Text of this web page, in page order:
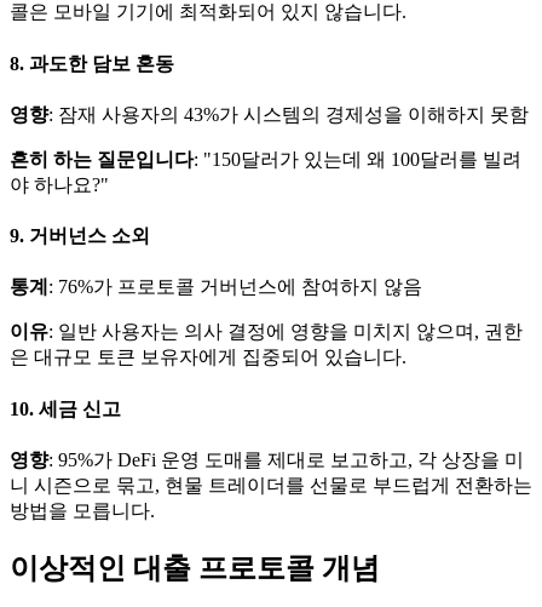
콜은 모바일 기기에 최적화되어 있지 않습니다.
8. 과도한 담보 혼동
영향: 잠재 사용자의 43%가 시스템의 경제성을 이해하지 못함
흔히 하는 질문입니다: "150달러가 있는데 왜 100달러를 빌려
야 하나요?"
9. 거버넌스 소외
통계 : 76%가 프로토콜 거버넌스에 참여하지 않음
이유: 일반 사용자는 의사 결정에 영향을 미치지 않으며, 권한
은 대규모 토큰 보유자에게 집중되어 있습니다.
10. 세금 신고
영향: 95%가 DeFi 운영 도매를 제대로 보고하고, 각 상장을 미
니 시즌으로 묶고, 현물 트레이더를 선물로 부드럽게 전환하는
방법을 모릅니다.
이상적인 대출 프로토콜 개념